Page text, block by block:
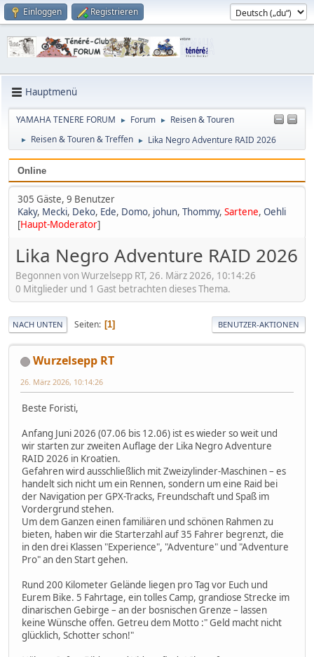
Einloggen Registrieren
Hauptmenü
YAMAHA TENERE FORUM ► Forum ► Reisen & Touren
► Reisen & Touren & Treffen ► Lika Negro Adventure RAID 2026
Online
305 Gäste, 9 Benutzer
Kaky, Mecki, Deko, Ede, Domo, johun, Thommy, Sartene, Oehli
[Haupt-Moderator]
Lika Negro Adventure RAID 2026
Begonnen von Wurzelsepp RT, 26. März 2026, 10:14:26
0 Mitglieder und 1 Gast betrachten dieses Thema.
NACH UNTEN Seiten 1 BENUTZER-AKTIONEN
Wurzelsepp RT
26. März 2026, 10:14:26
Beste Foristi,
Anfang Juni 2026 (07.06 bis 12.06) ist es wieder so weit und
wir starten zur zweiten Auflage der Lika Negro Adventure
RAID 2026 in Kroatien.
Gefahren wird ausschließlich mit Zweizylinder-Maschinen – es
handelt sich nicht um ein Rennen, sondern um eine Raid bei
der Navigation per GPX-Tracks, Freundschaft und Spaß im
Vordergrund stehen.
Um dem Ganzen einen familiären und schönen Rahmen zu
bieten, haben wir die Starterzahl auf 35 Fahrer begrenzt, die
in den drei Klassen "Experience", "Adventure" und "Adventure
Pro" an den Start gehen.
Rund 200 Kilometer Gelände liegen pro Tag vor Euch und
Eurem Bike. 5 Fahrtage, ein tolles Camp, grandiose Strecke im
dinarischen Gebirge – an der bosnischen Grenze – lassen
keine Wünsche offen. Getreu dem Motto :" Geld macht nicht
glücklich, Schotter schon!"